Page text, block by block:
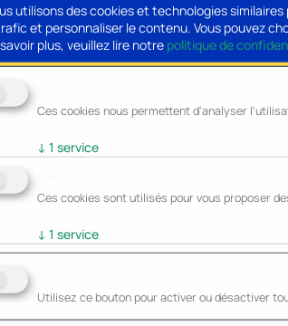
utilisons des cookies et technologies
et personnaliser le contenu. Vous pouvez
plus, veuillez lire notre politique de
Ces cookies nous permettent d'analyser
↓ 1 service
Ces cookies sont utilisés pour vous proposer
↓ 1 service
Utilisez ce bouton pour activer ou désactiver
NOUVEAU - Heroes Inc.
StorLyoEnescoCerdaMighty Jaxx
Accessoires PC